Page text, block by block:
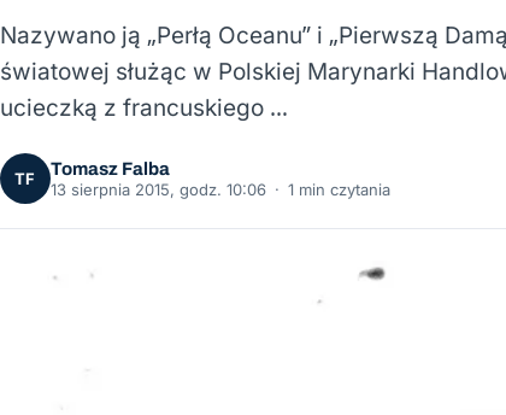
Nazywano ją „Perłą Oceanu” i „Pierwszą
światowej służąc w Polskiej Marynarki
ucieczką z francuskiego …
TF
Tomasz Falba
13 sierpnia 2015, godz. 10:06 · 1 min czytania